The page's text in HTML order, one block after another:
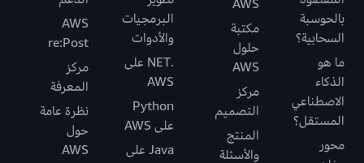
بالحوسبة
السحابية؟
ما هو
الذكاء
الاصطناعي
المستقل؟
محور
AWS
مكتبة
حلول
AWS
مركز
التصميم
المنتج
والأسئلة
البرمجيات
والأدوات
.NET على
AWS
Python
على AWS
Java على
AWS
re:Post
مركز
المعرفة
نظرة عامة
حول
AWS